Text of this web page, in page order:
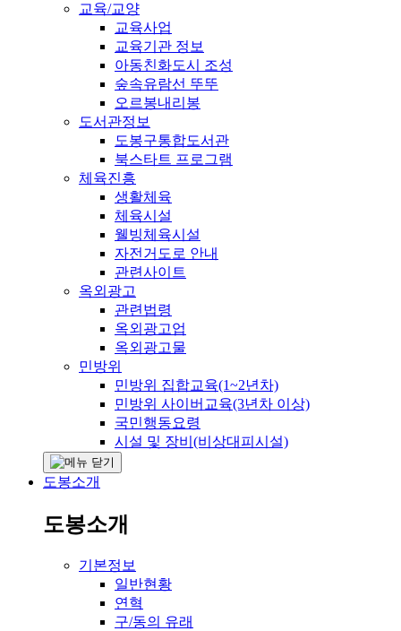
교육/교양
교육사업
교육기관 정보
아동친화도시 조성
숲속유람선 뚜뚜
오르봉내리봉
도서관정보
도봉구통합도서관
북스타트 프로그램
체육진흥
생활체육
체육시설
웰빙체육시설
자전거도로 안내
관련사이트
옥외광고
관련법령
옥외광고업
옥외광고물
민방위
민방위 집합교육(1~2년차)
민방위 사이버교육(3년차 이상)
국민행동요령
시설 및 장비(비상대피시설)
도봉소개
도봉소개
기본정보
일반현황
연혁
구/동의 유래